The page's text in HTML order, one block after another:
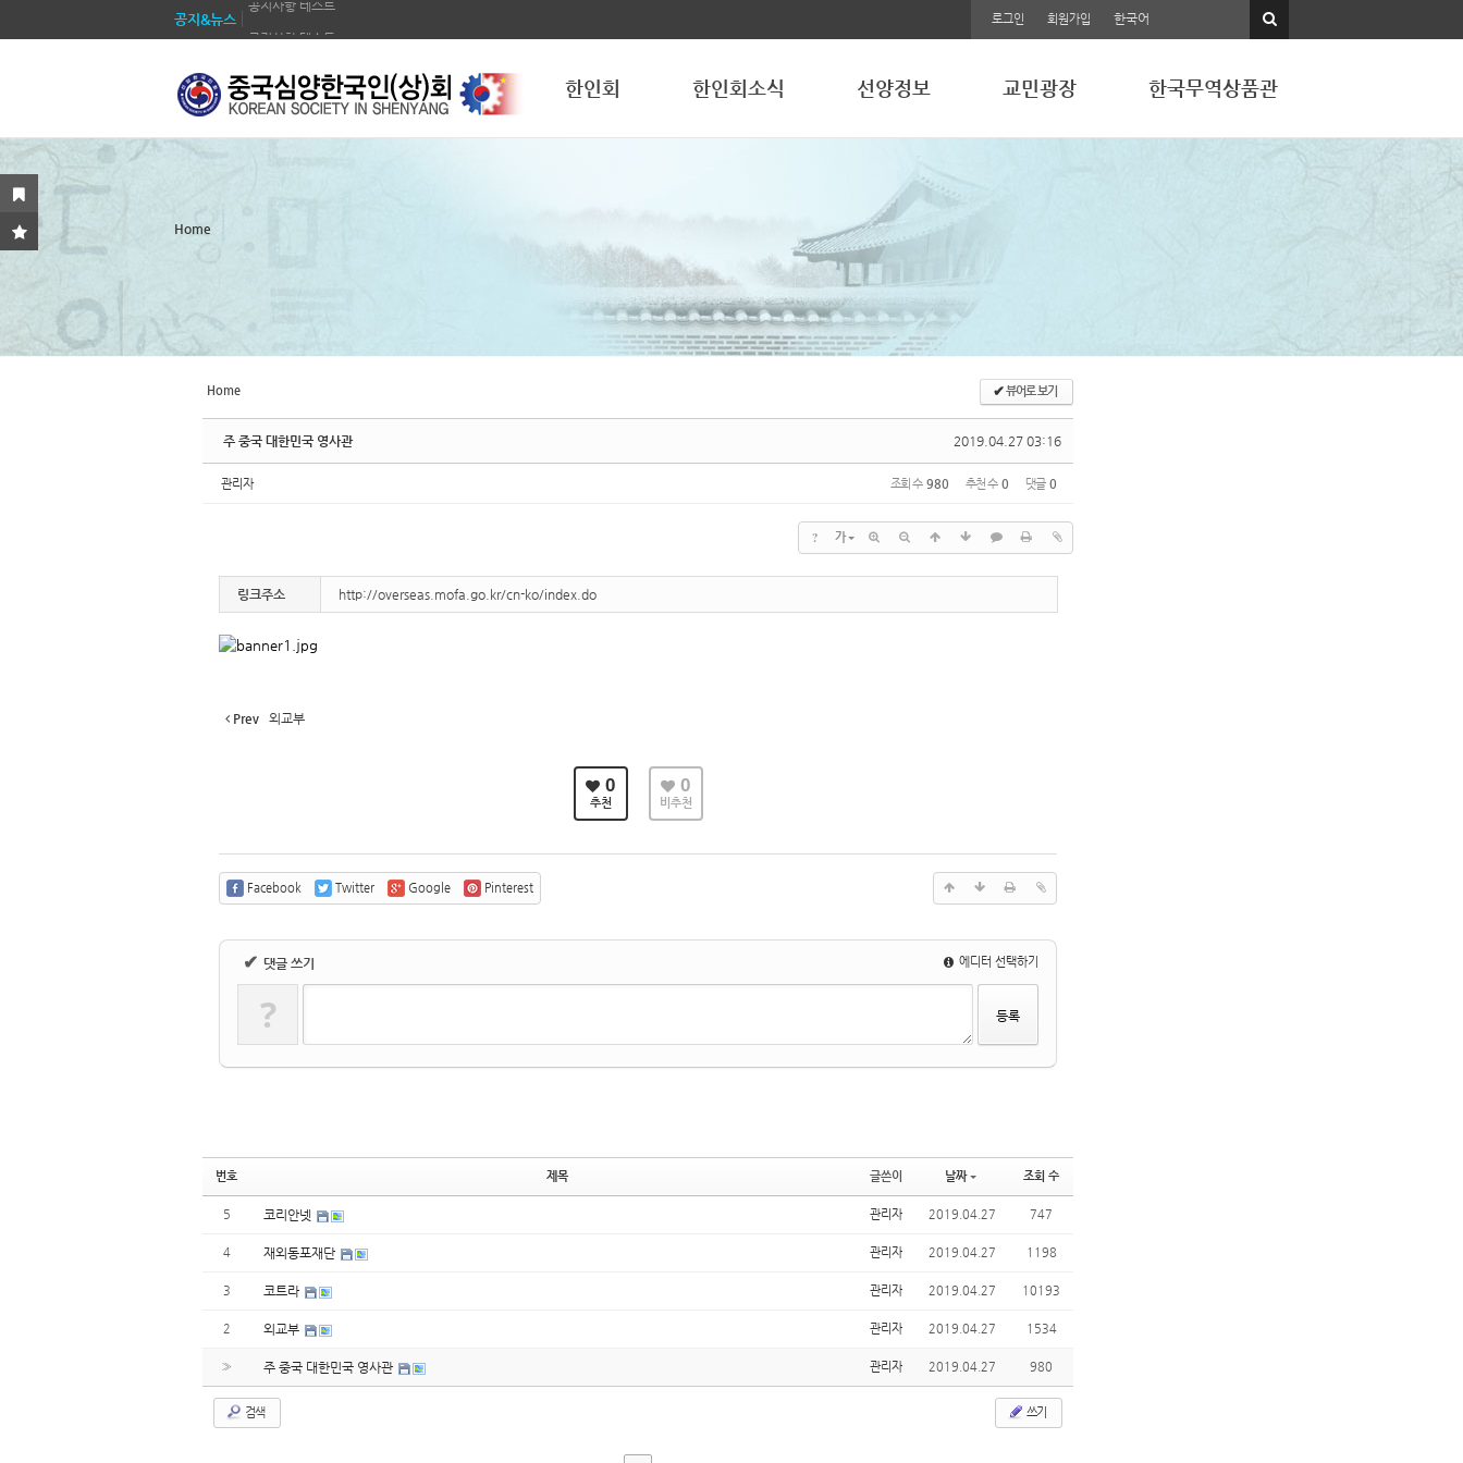
공지&뉴스
공지사항 테스트
로그인 회원가입 한국어
한인회 한인회소식 선양정보 교민광장 한국무역상품관
Home
Home ✔뷰어로 보기
2019.04.27 03:16
주 중국 대한민국 영사관
관리자 조회 수 980 추천 수 0 댓글 0
? 가
링크주소 http://overseas.mofa.go.kr/cn-ko/index.do
Prev 외교부
0
추천
0
비추천
Facebook Twitter Google Pinterest
✔ 댓글 쓰기 에디터 선택하기
?
번호 제목 글쓴이 날짜 조회 수
5 코리안넷 관리자 2019.04.27 747
4 재외동포재단 관리자 2019.04.27 1198
3 코트라 관리자 2019.04.27 10193
2 외교부 관리자 2019.04.27 1534
» 주 중국 대한민국 영사관 관리자 2019.04.27 980
검색 쓰기
Sketchbook5, 스케치북5
Sketchbook5, 스케치북5
Sketchbook5, 스케치북5
Sketchbook5, 스케치북5